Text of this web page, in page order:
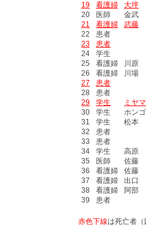
19
看護婦
大坪
20
医師
金武
21
看護婦
武藤
22
患者
23
患者
24
学生
25
看護婦
川原
26
看護婦
川場
27
患者
28
患者
29
学生
ミヤマ
30
学生
ホン
31
学生
松本
32
患者
33
患者
34
学生
高原
35
医師
佐藤
36
看護婦
佐藤
37
看護婦
出口
38
看護婦
阿部
39
患者
赤色下線は死亡者（